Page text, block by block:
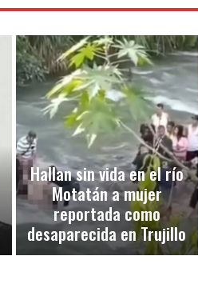
Hallan sin vida en el río
Motatán a mujer
reportada como
desaparecida en Trujillo